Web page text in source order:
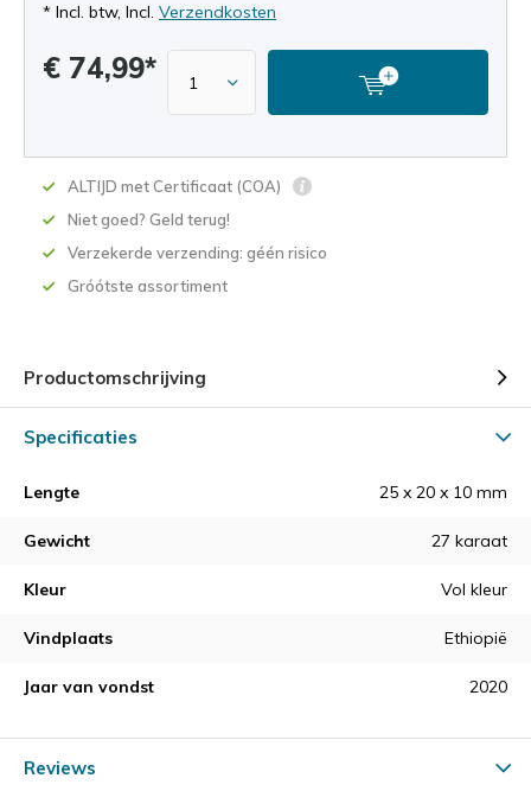
* Incl. btw, Incl. Verzendkosten
€ 74,99*
ALTIJD met Certificaat (COA)
Niet goed? Geld terug!
Verzekerde verzending: géén risico
Gróótste assortiment
Productomschrijving
Specificaties
Lengte 25 x 20 x 10 mm
Gewicht 27 karaat
Kleur Vol kleur
Vindplaats Ethiopië
Jaar van vondst 2020
Reviews